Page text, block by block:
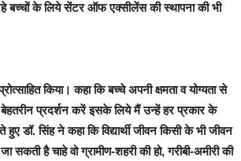
रहे बच्चों के लिये सेंटर ऑफ एक्सीलेंस की स्थापना की भी
किया। कहा कि बच्चे अपनी क्षमता व योग्यता से
प्रदर्शन करें इसके लिये मैं उन्हें हर प्रकार के
डॉ. सिंह ने कहा कि विद्यार्थी जीवन किसी के भी जीवन
सकती है चाहे वो ग्रामीण-शहरी की हो, गरीबी-अमीरी की